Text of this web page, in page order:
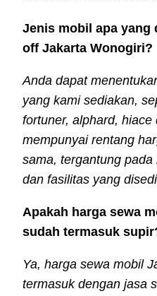
Jenis mobil apa yang
off Jakarta Wonogiri?
Anda dapat
yang kami sediakan,
fortuner, alphard,
mempunyai rentang
sama, tergantung
dan fasilitas yang
Apakah harga sewa
sudah termasuk
Ya, harga sewa mobil
termasuk dengan jasa